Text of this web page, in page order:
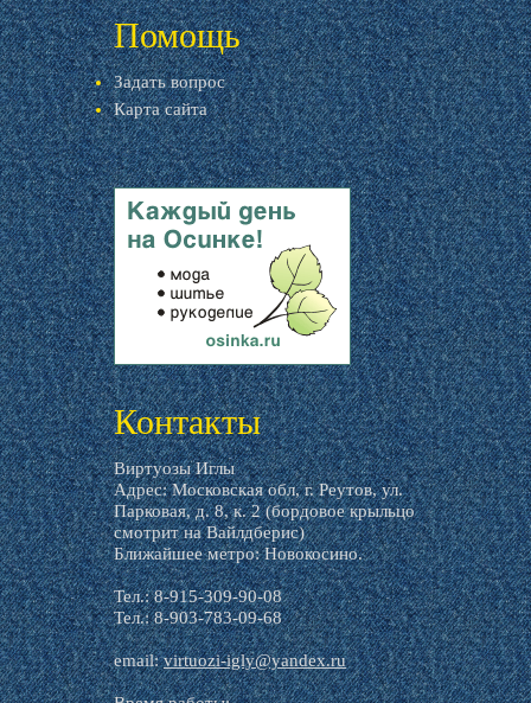
Помощь
Задать вопрос
Карта сайта
livemaster.ru
Контакты
Виртуозы Иглы
Адрес: Московская обл, г. Реутов, ул.
Парковая, д. 8, к. 2 (бордовое крыльцо
смотрит на Вайлдберис)
Ближайшее метро: Новокосино.
Тел.: 8-915-309-90-08
Тел.: 8-903-783-09-68
email:virtuozi-igly@yandex.ru